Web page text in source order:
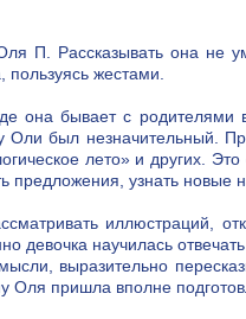
П. Рассказывать она не
жестами.
она бывает с
Оли был незначительный.
лето» и других.
предложения, узнать новые
иллюстраций,
девочка научилась
выразительно
Оля пришла вполне